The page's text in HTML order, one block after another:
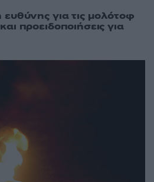
για τις μολότοφ
προειδοποιήσεις για